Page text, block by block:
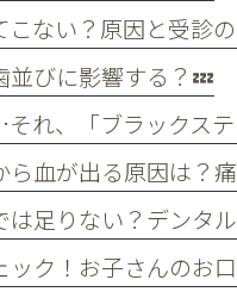
並びに影響する？💤